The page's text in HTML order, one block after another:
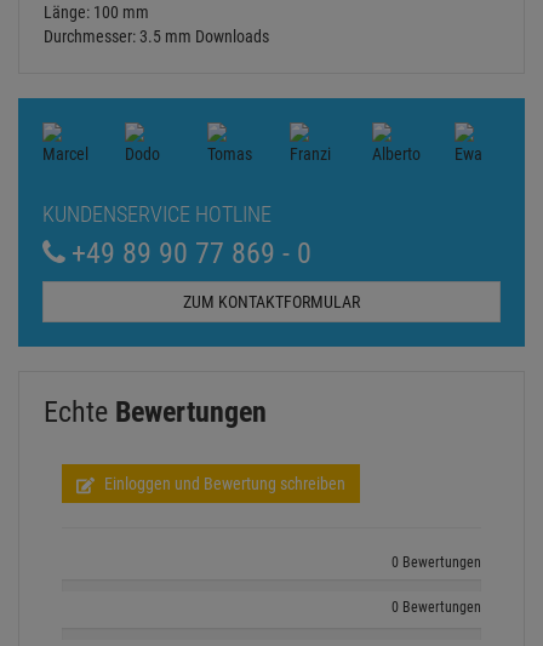
Länge: 100 mm
Durchmesser: 3.5 mm Downloads
KUNDENSERVICE HOTLINE
+49 89 90 77 869 - 0
ZUM KONTAKTFORMULAR
Echte Bewertungen
Einloggen und Bewertung schreiben
0 Bewertungen
0 Bewertungen